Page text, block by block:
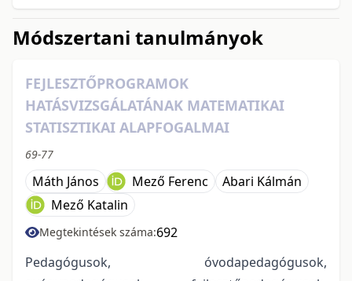
Módszertani tanulmányok
FEJLESZTŐPROGRAMOK
HATÁSVIZSGÁLATÁNAK MATEMATIKAI
STATISZTIKAI ALAPFOGALMAI
69-77
Máth János Mező Ferenc
Abari Kálmán
Mező Katalin
Megtekintések száma:692
Pedagógusok, óvodapedagógusok,